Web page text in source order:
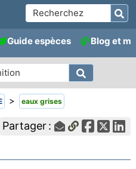
Guide espèces Blog et
> eaux grises
Partager :